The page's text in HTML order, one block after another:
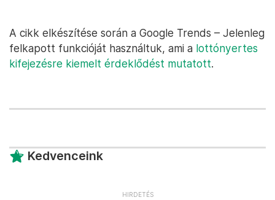
A cikk elkészítése során a Google Trends – Jelenleg
felkapott funkcióját használtuk, ami a lottónyertes
kifejezésre kiemelt érdeklődést mutatott.
Kedvenceink